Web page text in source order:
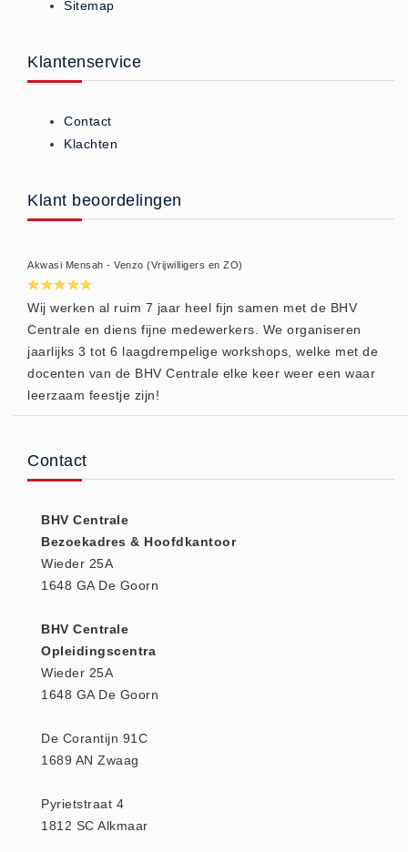
Sitemap
Klantenservice
Contact
Klachten
Klant beoordelingen
Akwasi Mensah - Venzo (Vrijwilligers en ZO)
Wij werken al ruim 7 jaar heel fijn samen met de BHV
Centrale en diens fijne medewerkers. We organiseren
jaarlijks 3 tot 6 laagdrempelige workshops, welke met de
docenten van de BHV Centrale elke keer weer een waar
leerzaam feestje zijn!
Contact
BHV Centrale
Bezoekadres & Hoofdkantoor
Wieder 25A
1648 GA De Goorn
BHV Centrale
Opleidingscentra
Wieder 25A
1648 GA De Goorn
De Corantijn 91C
1689 AN Zwaag
Pyrietstraat 4
1812 SC Alkmaar